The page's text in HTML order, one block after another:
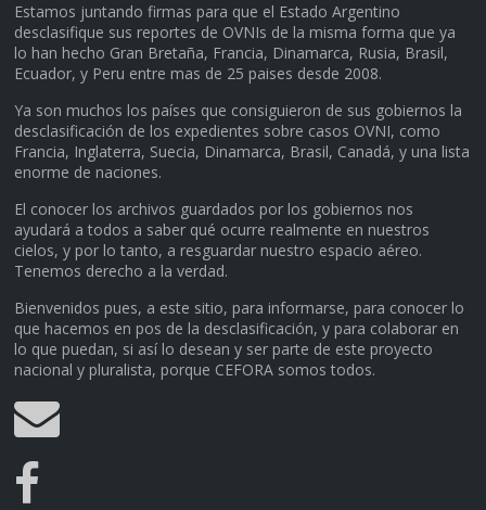
Estamos juntando firmas para que el Estado Argentino
desclasifique sus reportes de OVNIs de la misma forma que ya
lo han hecho Gran Bretaña, Francia, Dinamarca, Rusia, Brasil,
Ecuador, y Peru entre mas de 25 paises desde 2008.
Ya son muchos los países que consiguieron de sus gobiernos la
desclasificación de los expedientes sobre casos OVNI, como
Francia, Inglaterra, Suecia, Dinamarca, Brasil, Canadá, y una lista
enorme de naciones.
El conocer los archivos guardados por los gobiernos nos
ayudará a todos a saber qué ocurre realmente en nuestros
cielos, y por lo tanto, a resguardar nuestro espacio aéreo.
Tenemos derecho a la verdad.
Bienvenidos pues, a este sitio, para informarse, para conocer lo
que hacemos en pos de la desclasificación, y para colaborar en
lo que puedan, si así lo desean y ser parte de este proyecto
nacional y pluralista, porque CEFORA somos todos.